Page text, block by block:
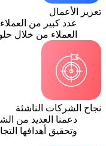
تعزيز الأعمال
عدد كبير من
العملاء من خلال
نجاح الشركات الناشئة
دعمنا العديد من
وتحقيق أهدافها